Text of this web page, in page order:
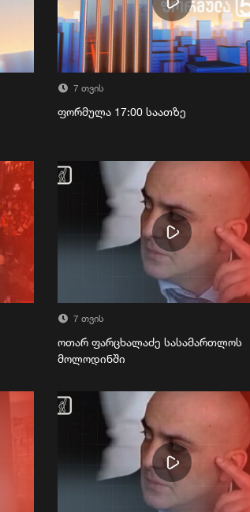
7 თვის
ფორმულა 17:00 საათზე
7 თვის
ოთარ ფარცხალაძე სასამართლოს
მოლოდინში